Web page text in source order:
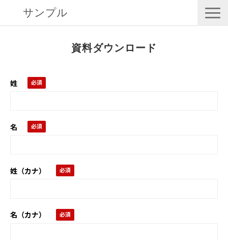
サンプル
資料ダウンロード
姓
名
姓（カナ）
名（カナ）